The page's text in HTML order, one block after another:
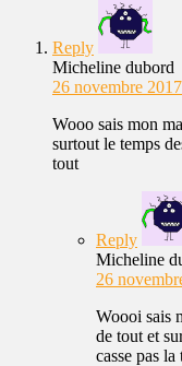
Reply
Micheline dubord
26 novembre
Wooo sais mon
surtout le temps
tout
Reply
Micheline
26
Woooi sais
de tout et
casse pas